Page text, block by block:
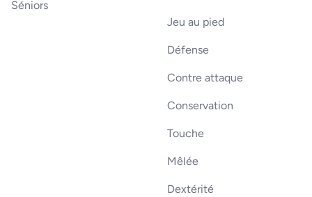
Séniors
Jeu au pied
Défense
Contre attaque
Conservation
Touche
Mêlée
Dextérité